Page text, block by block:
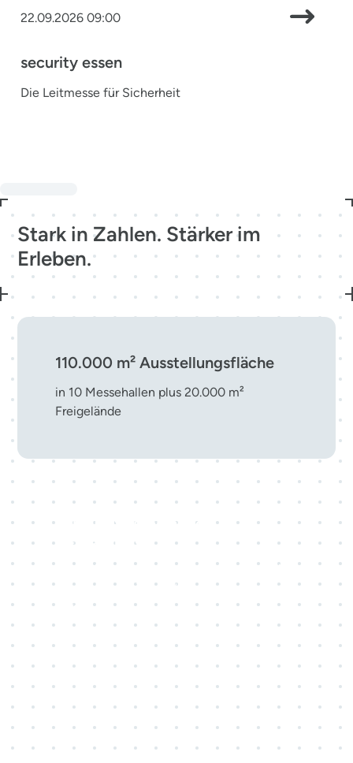
22.09.2026 09:00
security essen
Die Leitmesse für Sicherheit
Stark in Zahlen. Stärker im
Erleben.
110.000 m² Ausstellungsfläche
in 10 Messehallen plus 20.000 m²
Freigelände
Top-10-Messestandort in
Deutschland
eine führende Adresse für nationale und
internationale Veranstaltungen mitten in
Europa.
Veranstaltungsräume